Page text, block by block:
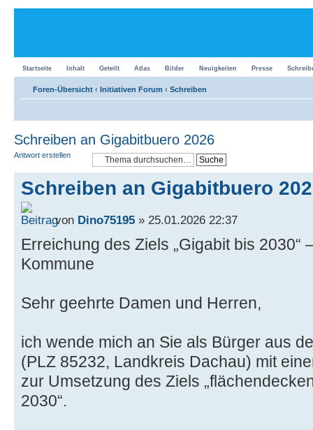
Startseite Inhalt Geteilt Atlas Bilder Neuigkeiten Presse
Foren-Übersicht ‹ Initiativen Forum ‹ Schreiben
Schreiben an Gigabitbuero 2026
Antwort erstellen
Schreiben an Gigabitbuero
von Dino75195 » 25.01.2026 22:37
Erreichung des Ziels „Gigabit bis 2030“
Kommune
Sehr geehrte Damen und Herren,
ich wende mich an Sie als Bürger aus
(PLZ 85232, Landkreis Dachau) mit
zur Umsetzung des Ziels
2030“.